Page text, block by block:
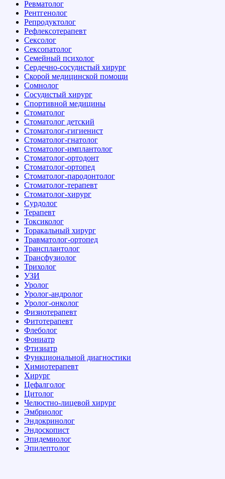
Ревматолог
Рентгенолог
Репродуктолог
Рефлексотерапевт
Сексолог
Сексопатолог
Семейный психолог
Сердечно-сосудистый хирург
Скорой медицинской помощи
Сомнолог
Сосудистый хирург
Спортивной медицины
Стоматолог
Стоматолог детский
Стоматолог-гигиенист
Стоматолог-гнатолог
Стоматолог-имплантолог
Стоматолог-ортодонт
Стоматолог-ортопед
Стоматолог-пародонтолог
Стоматолог-терапевт
Стоматолог-хирург
Сурдолог
Терапевт
Токсиколог
Торакальный хирург
Травматолог-ортопед
Трансплантолог
Трансфузиолог
Трихолог
УЗИ
Уролог
Уролог-андролог
Уролог-онколог
Физиотерапевт
Фитотерапевт
Флеболог
Фониатр
Фтизиатр
Функциональной диагностики
Химиотерапевт
Хирург
Цефалголог
Цитолог
Челюстно-лицевой хирург
Эмбриолог
Эндокринолог
Эндоскопист
Эпидемиолог
Эпилептолог